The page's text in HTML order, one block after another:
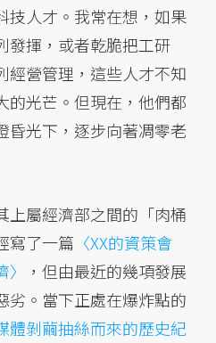
技人才。我常在想，如果
發揮，或者乾脆把工研
經營管理，這些人才不知
的光芒。但現在，他們都
昏光下，逐步向著凋零老
上屬經濟部之間的「肉桶
寫了一篇 〈XX的資策會
，但由最近的幾項發展
劣。當下正處在爆炸點的
體剝繭抽絲而來的歷史紀